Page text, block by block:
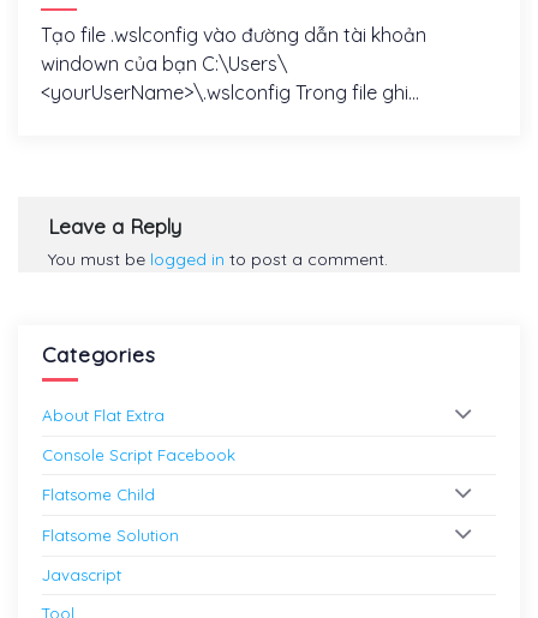
Tạo file .wslconfig vào đường dẫn tài khoản
windown của bạn C:\Users\
<yourUserName>\.wslconfig Trong file ghi...
Leave a Reply
You must be logged in to post a comment.
Categories
About Flat Extra
Console Script Facebook
Flatsome Child
Flatsome Solution
Javascript
Tool